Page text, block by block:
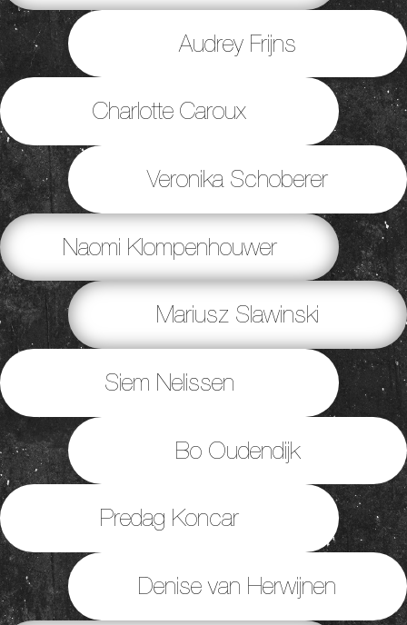
Audrey Frijns
Charlotte Caroux
Veronika Schoberer
Naomi Klompenhouwer
Mariusz Slawinski
Siem Nelissen
Bo Oudendijk
Predag Koncar
Denise van Herwijnen